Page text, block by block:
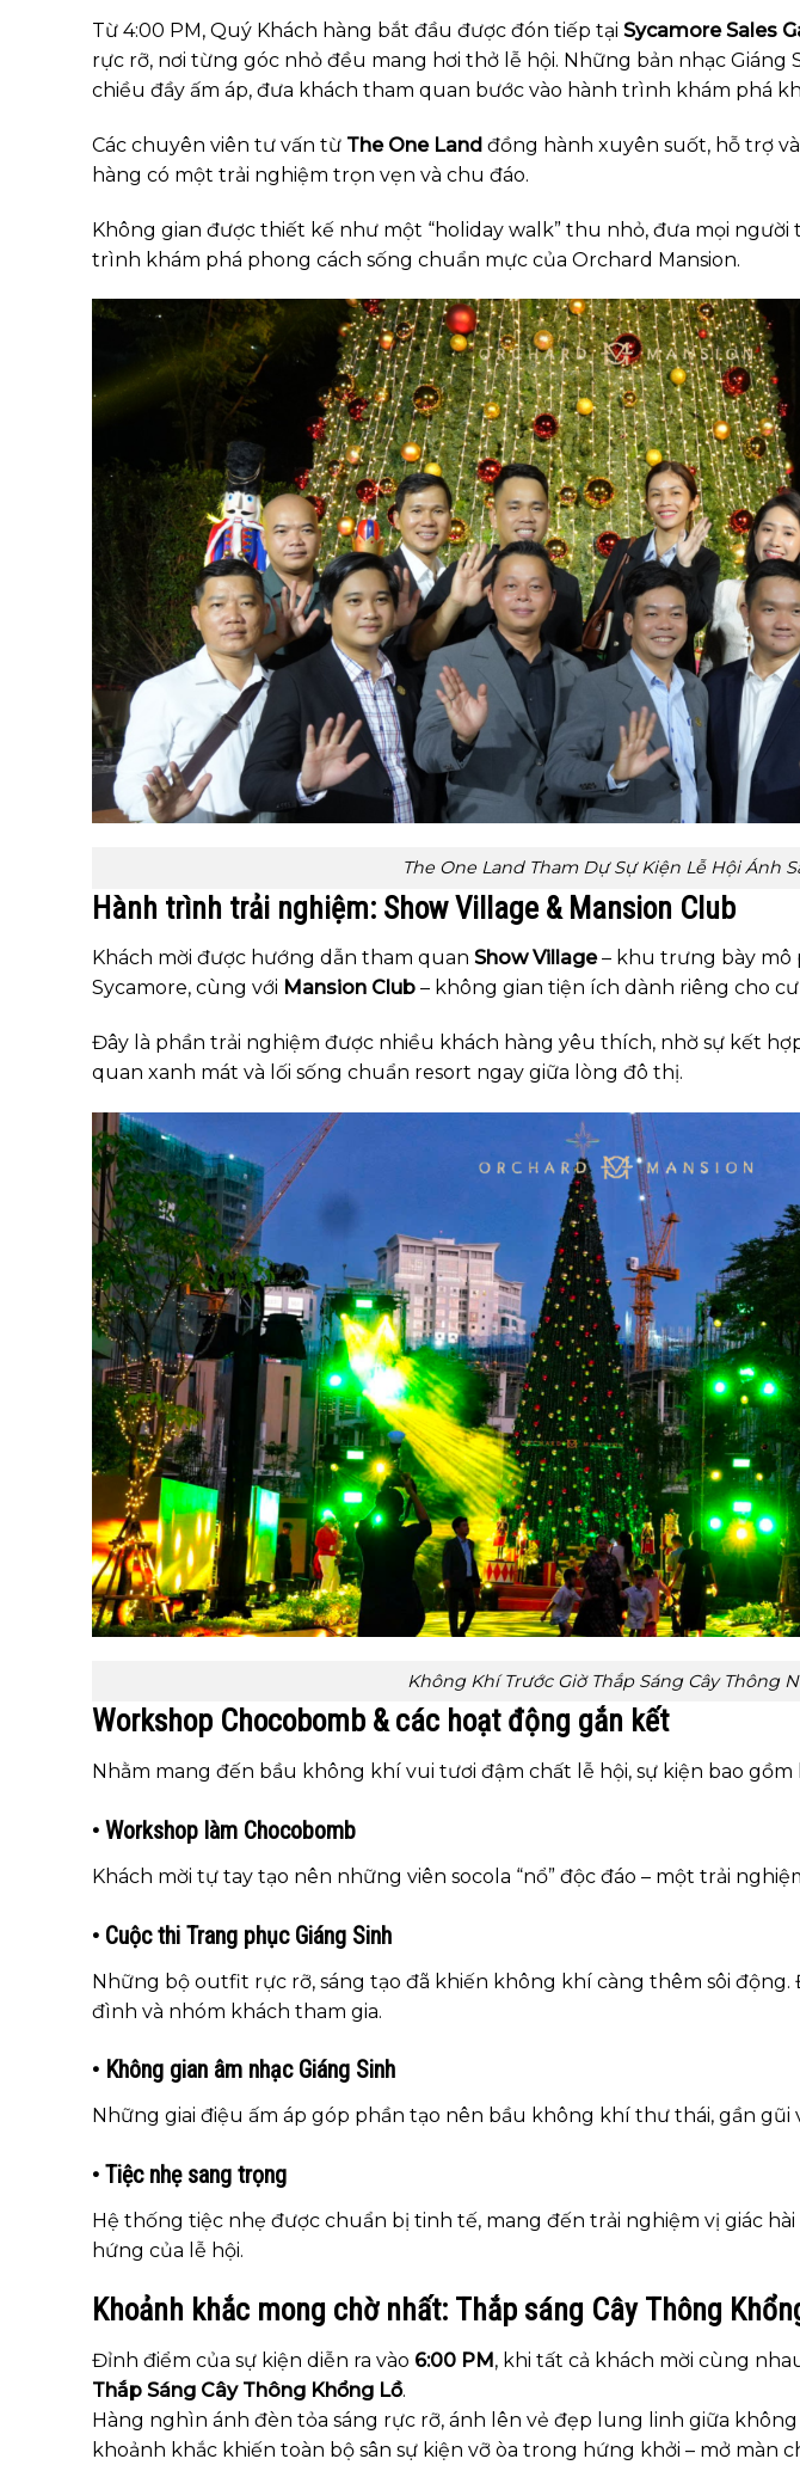
Từ 4:00 PM, Quý Khách hàng bắt đầu được đón tiếp tại Sycamore Sales
rực rỡ, nơi từng góc nhỏ đều mang hơi thở lễ hội. Những bản nhạc Giáng
chiều đầy ấm áp, đưa khách tham quan bước vào hành trình khám phá
Các chuyên viên tư vấn từ The One Land đồng hành xuyên suốt, hỗ trợ
hàng có một trải nghiệm trọn vẹn và chu đáo.
Không gian được thiết kế như một “holiday walk” thu nhỏ, đưa mọi
trình khám phá phong cách sống chuẩn mực của Orchard Mansion.
The One Land Tham Dự Sự Kiện Lễ Hội Ánh
Hành trình trải nghiệm: Show Village & Mansion Club
Khách mời được hướng dẫn tham quan Show Village– khu trưng bày mô
Sycamore, cùng với Mansion Club – không gian tiện ích dành riêng cho
Đây là phần trải nghiệm được nhiều khách hàng yêu thích, nhờ sự kết
quan xanh mát và lối sống chuẩn resort ngay giữa lòng đô thị.
Không Khí Trước Giờ Thắp Sáng Cây Thông
Workshop Chocobomb & các hoạt động gắn kết
Nhằm mang đến bầu không khí vui tươi đậm chất lễ hội, sự kiện bao
• Workshop làm Chocobomb
Khách mời tự tay tạo nên những viên socola “nổ” độc đáo – một trải
• Cuộc thi Trang phục Giáng Sinh
Những bộ outfit rực rỡ, sáng tạo đã khiến không khí càng thêm sôi
đình và nhóm khách tham gia.
• Không gian âm nhạc Giáng Sinh
Những giai điệu ấm áp góp phần tạo nên bầu không khí thư thái, gần
• Tiệc nhẹ sang trọng
Hệ thống tiệc nhẹ được chuẩn bị tinh tế, mang đến trải nghiệm vị giác
hứng của lễ hội.
Khoảnh khắc mong chờ nhất: Thắp sáng Cây Thông
Đỉnh điểm của sự kiện diễn ra vào 6:00 PM, khi tất cả khách mời cùng
Thắp Sáng Cây Thông Khổng Lồ.
Hàng nghìn ánh đèn tỏa sáng rực rỡ, ánh lên vẻ đẹp lung linh giữa không
khoảnh khắc khiến toàn bộ sân sự kiện vỡ òa trong hứng khởi – mở màn